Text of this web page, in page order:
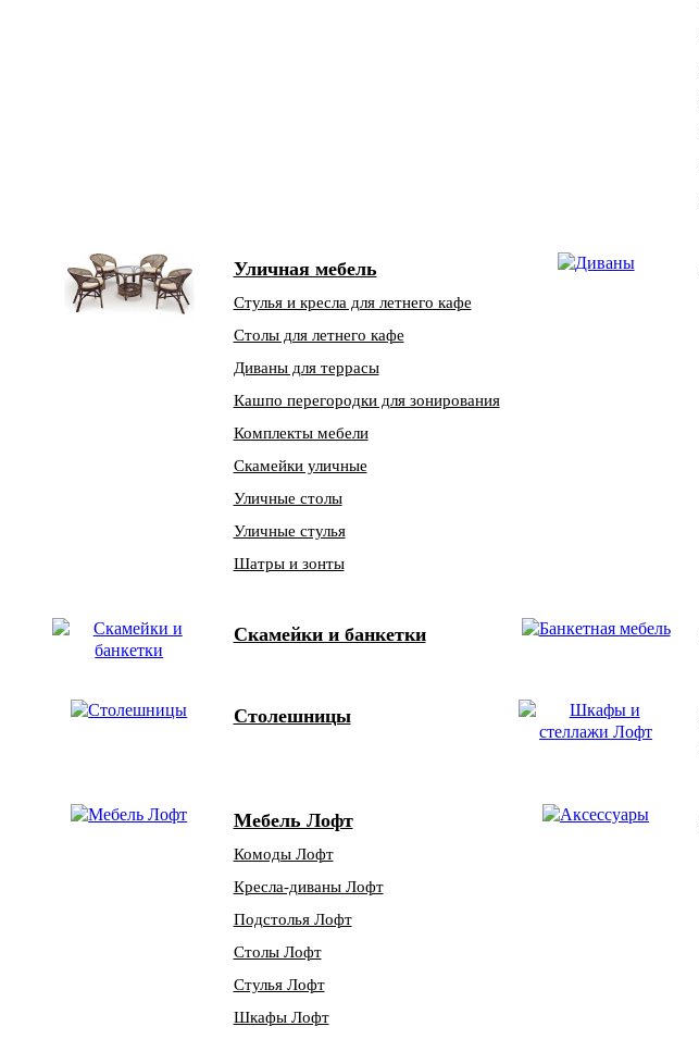
Уличная мебель
Стулья и кресла для летнего кафе
Столы для летнего кафе
Диваны для террасы
Кашпо перегородки для зонирования
Комплекты мебели
Скамейки уличные
Уличные столы
Уличные стулья
Шатры и зонты
Скамейки и банкетки
Столешницы
Мебель Лофт
Комоды Лофт
Кресла-диваны Лофт
Подстолья Лофт
Столы Лофт
Стулья Лофт
Шкафы Лофт